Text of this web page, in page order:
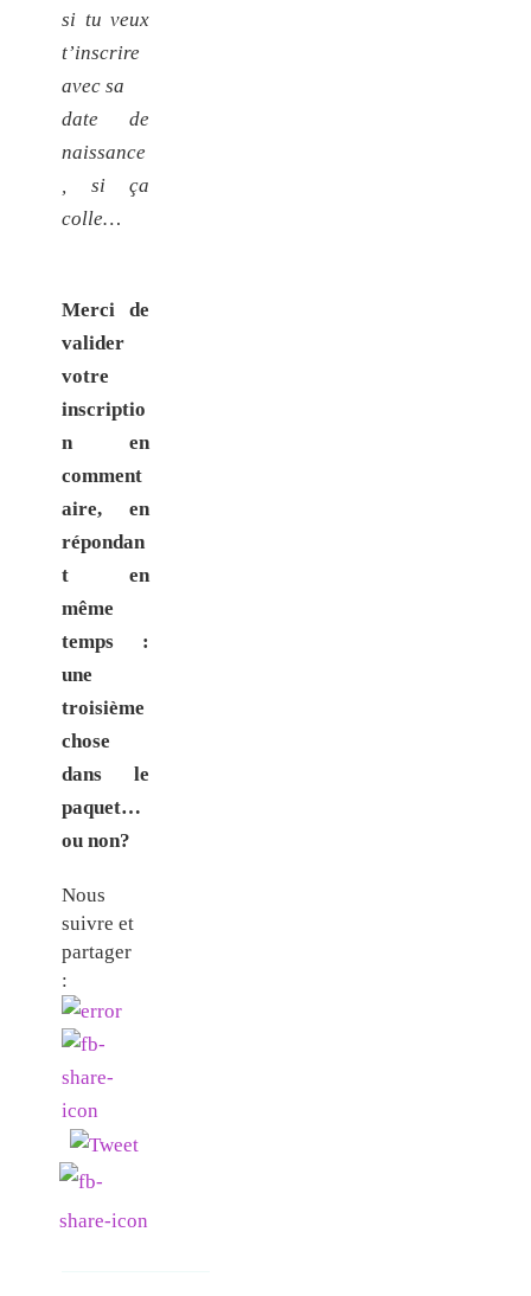
si tu veux
t’inscrire
avec sa
date de
naissance
, si ça
colle…
Merci de
valider
votre
inscriptio
n en
comment
aire, en
répondan
t en
même
temps :
une
troisième
chose
dans le
paquet…
ou non?
Nous
suivre et
partager
: